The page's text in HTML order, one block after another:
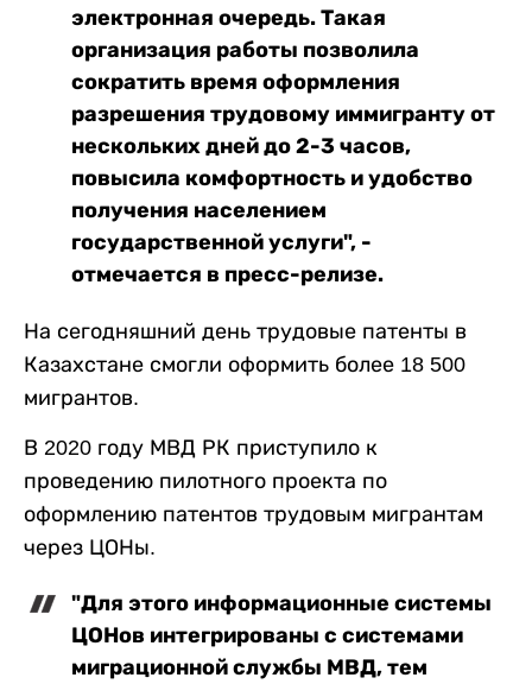
электронная очередь. Такая
организация работы позволила
сократить время оформления
разрешения трудовому иммигранту от
нескольких дней до 2-3 часов,
повысила комфортность и удобство
получения населением
государственной услуги", -
отмечается в пресс-релизе.
На сегодняшний день трудовые патенты в
Казахстане смогли оформить более 18 500
мигрантов.
В 2020 году МВД РК приступило к
проведению пилотного проекта по
оформлению патентов трудовым мигрантам
через ЦОНы.
"Для этого информационные системы
ЦОНов интегрированы с системами
миграционной службы МВД, тем